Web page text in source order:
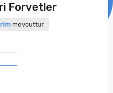
Forvetler
mevcuttur